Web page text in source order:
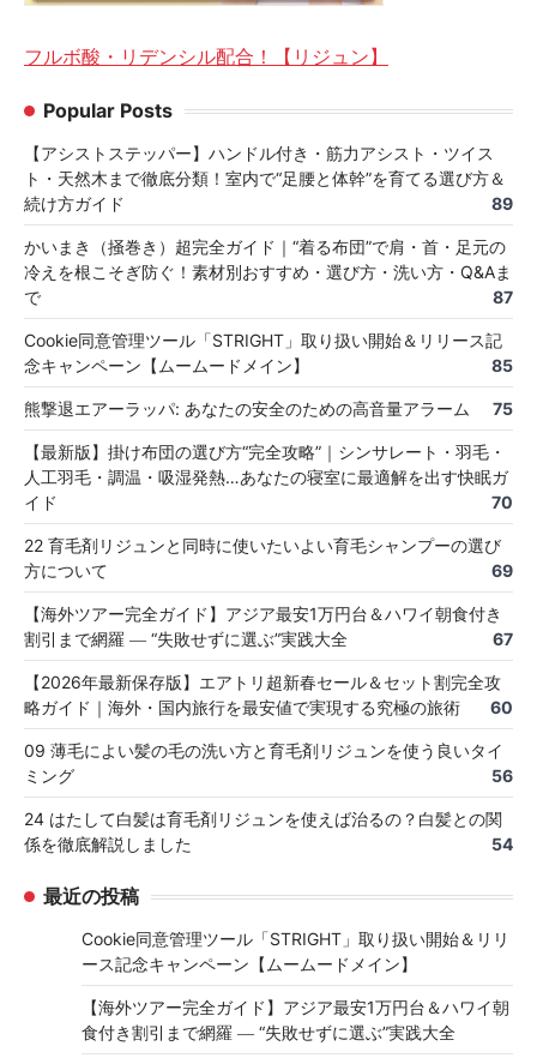
フルボ酸・リデンシル配合！【リジュン】
Popular Posts
【アシストステッパー】ハンドル付き・筋力アシスト・ツイス
ト・天然木まで徹底分類！室内で“足腰と体幹”を育てる選び方＆
続け方ガイド
89
かいまき（掻巻き）超完全ガイド｜“着る布団”で肩・首・足元の
冷えを根こそぎ防ぐ！素材別おすすめ・選び方・洗い方・Q&Aま
で
87
Cookie同意管理ツール「STRIGHT」取り扱い開始＆リリース記
念キャンペーン【ムームードメイン】
85
熊撃退エアーラッパ: あなたの安全のための高音量アラーム 75
【最新版】掛け布団の選び方“完全攻略”｜シンサレート・羽毛・
人工羽毛・調温・吸湿発熱…あなたの寝室に最適解を出す快眠ガ
イド
70
22 育毛剤リジュンと同時に使いたいよい育毛シャンプーの選び
方について
69
【海外ツアー完全ガイド】アジア最安1万円台＆ハワイ朝食付き
割引まで網羅 ― “失敗せずに選ぶ”実践大全
67
【2026年最新保存版】エアトリ超新春セール＆セット割完全攻
略ガイド｜海外・国内旅行を最安値で実現する究極の旅術
60
09 薄毛によい髪の毛の洗い方と育毛剤リジュンを使う良いタイ
ミング
56
24 はたして白髪は育毛剤リジュンを使えば治るの？白髪との関
係を徹底解説しました
54
最近の投稿
Cookie同意管理ツール「STRIGHT」取り扱い開始＆リリ
ース記念キャンペーン【ムームードメイン】
【海外ツアー完全ガイド】アジア最安1万円台＆ハワイ朝
食付き割引まで網羅 ― “失敗せずに選ぶ”実践大全